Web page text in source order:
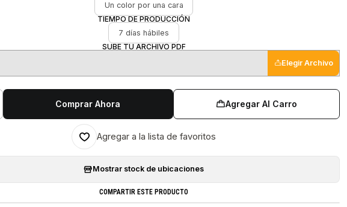
Un color por una cara
TIEMPO DE PRODUCCIÓN
7 días hábiles
SUBE TU ARCHIVO PDF
Elegir Archivo
Agregar Al Carro
Comprar Ahora
Agregar a la lista de favoritos
Mostrar stock de ubicaciones
COMPARTIR ESTE PRODUCTO